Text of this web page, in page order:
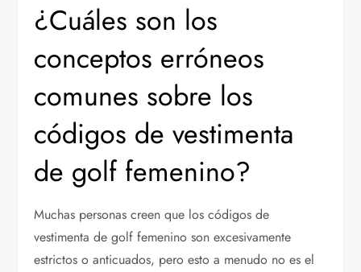
¿Cuáles son los
conceptos erróneos
comunes sobre los
códigos de vestimenta
de golf femenino?
Muchas personas creen que los códigos de
vestimenta de golf femenino son excesivamente
estrictos o anticuados, pero esto a menudo no es el